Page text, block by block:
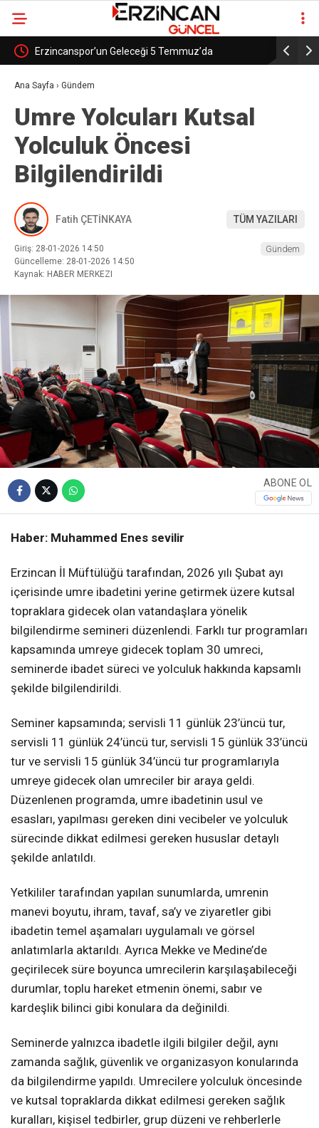
AŞ Erzincanspor’un Geleceği 5 Temmuz’da
Şekillenecek
Ana Sayfa › Gündem
Umre Yolcuları Kutsal
Yolculuk Öncesi
Bilgilendirildi
Fatih ÇETİNKAYA TÜM YAZILARI
Giriş: 28-01-2026 14:50
Güncelleme: 28-01-2026 14:50
Kaynak: HABER MERKEZI
Gündem
ABONE OL
Haber: Muhammed Enes sevilir
Erzincan İl Müftülüğü tarafından, 2026 yılı Şubat ayı
içerisinde umre ibadetini yerine getirmek üzere kutsal
topraklara gidecek olan vatandaşlara yönelik
bilgilendirme semineri düzenlendi. Farklı tur programları
kapsamında umreye gidecek toplam 30 umreci,
seminerde ibadet süreci ve yolculuk hakkında kapsamlı
şekilde bilgilendirildi.
Seminer kapsamında; servisli 11 günlük 23’üncü tur,
servisli 11 günlük 24’üncü tur, servisli 15 günlük 33’üncü
tur ve servisli 15 günlük 34’üncü tur programlarıyla
umreye gidecek olan umreciler bir araya geldi.
Düzenlenen programda, umre ibadetinin usul ve
esasları, yapılması gereken dini vecibeler ve yolculuk
sürecinde dikkat edilmesi gereken hususlar detaylı
şekilde anlatıldı.
Yetkililer tarafından yapılan sunumlarda, umrenin
manevi boyutu, ihram, tavaf, sa’y ve ziyaretler gibi
ibadetin temel aşamaları uygulamalı ve görsel
anlatımlarla aktarıldı. Ayrıca Mekke ve Medine’de
geçirilecek süre boyunca umrecilerin karşılaşabileceği
durumlar, toplu hareket etmenin önemi, sabır ve
kardeşlik bilinci gibi konulara da değinildi.
Seminerde yalnızca ibadetle ilgili bilgiler değil, aynı
zamanda sağlık, güvenlik ve organizasyon konularında
da bilgilendirme yapıldı. Umrecilere yolculuk öncesinde
ve kutsal topraklarda dikkat edilmesi gereken sağlık
kuralları, kişisel tedbirler, grup düzeni ve rehberlerle